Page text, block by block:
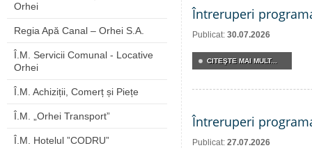
Orhei
Regia Apă Canal – Orhei S.A.
Î.M. Servicii Comunal - Locative
Orhei
Î.M. Achiziții, Comerț și Piețe
Î.M. „Orhei Transport”
Î.M. Hotelul ”CODRU”
Întreruperi
Publicat: 30.07.2026
CITEŞTE MAI MULT...
Întreruperi
Publicat: 27.07.2026